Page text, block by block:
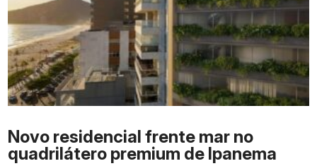
Novo residencial frente mar no
quadrilátero premium de Ipanema